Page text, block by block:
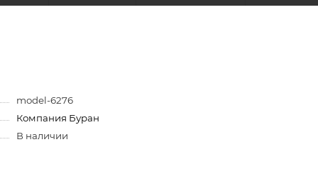
model-6276
Компания Буран
В наличии